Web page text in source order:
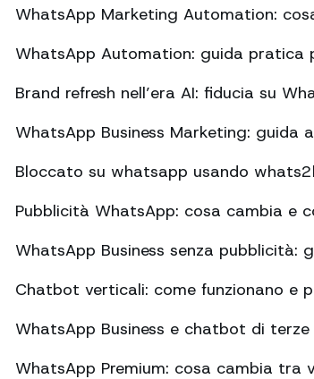
WhatsApp Marketing Automation:
WhatsApp Automation: guida pratica
Brand refresh nell’era AI: fiducia su
WhatsApp Business Marketing: guida
Bloccato su whatsapp usando
Pubblicità WhatsApp: cosa cambia e
WhatsApp Business senza pubblicità:
Chatbot verticali: come funzionano e
WhatsApp Business e chatbot di
WhatsApp Premium: cosa cambia